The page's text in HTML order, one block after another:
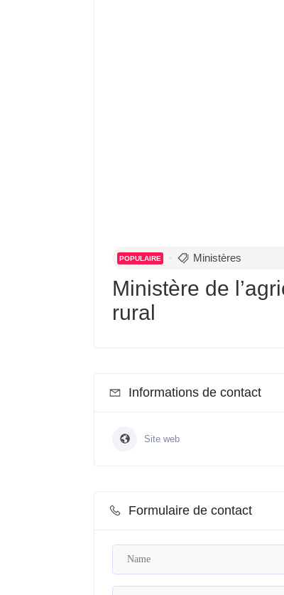
POPULAIRE Ministères
Ministère de
rural
Informations de contact
Site web
Formulaire de contact